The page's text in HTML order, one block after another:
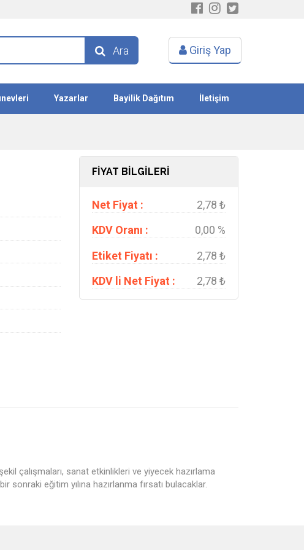
Ara Giriş Yap
Yazarlar Bayilik Dağıtım İletişim
FİYAT BİLGİLERİ
Net Fiyat :
2,78 ₺
KDV Oranı :
0,00 %
Etiket Fiyatı :
2,78 ₺
KDV li Net Fiyat :
2,78 ₺
çalışmaları, sanat etkinlikleri ve yiyecek hazırlama
eğitim yılına hazırlanma fırsatı bulacaklar.